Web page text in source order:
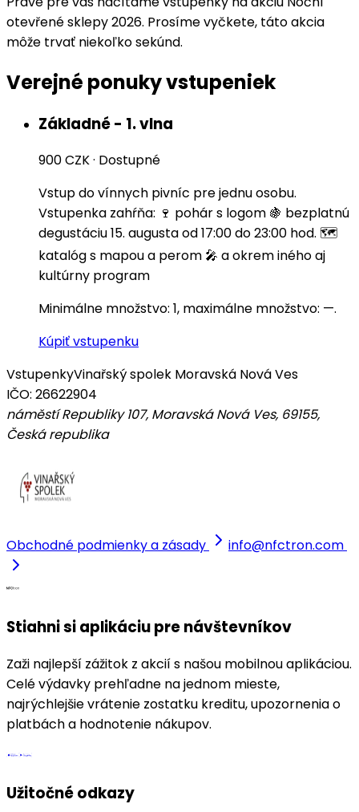
otevřené sklepy 2026. Prosíme vyčkete, táto akcia
môže trvať niekoľko sekúnd.
Verejné ponuky vstupeniek
Základné - 1. vlna
900 CZK· Dostupné
Vstup do vínnych pivníc pre jednu osobu.
Vstupenka zahŕňa: 🍷 pohár s logom 🍇 bezplatnú
degustáciu 15. augusta od 17:00 do 23:00 hod. 🗺️
katalóg s mapou a perom 🎤 a okrem iného aj
kultúrny program
Minimálne množstvo: 1, maximálne množstvo: —.
Kúpiť vstupenku
VstupenkyVinařský spolek Moravská Nová Ves
IČO: 26622904
náměstí Republiky 107, Moravská Nová Ves, 69155,
Česká republika
Obchodné podmienky a zásady info@nfctron.com
Stiahni si aplikáciu pre návštevníkov
Zaži najlepší zážitok z akcií s našou mobilnou aplikáciou.
Celé výdavky prehľadne na jednom mieste,
najrýchlejšie vrátenie zostatku kreditu, upozornenia o
platbách a hodnotenie nákupov.
Užitočné odkazy